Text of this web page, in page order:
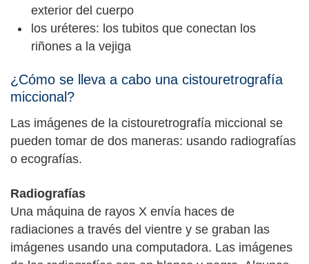
exterior del cuerpo
los uréteres: los tubitos que conectan los
riñones a la vejiga
¿Cómo se lleva a cabo una cistouretrografía
miccional?
Las imágenes de la cistouretrografía miccional se
pueden tomar de dos maneras: usando radiografías
o ecografías.
Radiografías
Una máquina de rayos X envía haces de
radiaciones a través del vientre y se graban las
imágenes usando una computadora. Las imágenes